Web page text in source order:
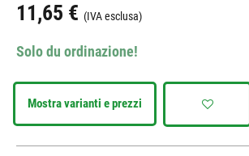
11,65 € (IVA esclusa)
Solo du ordinazione!
Mostra varianti e prezzi